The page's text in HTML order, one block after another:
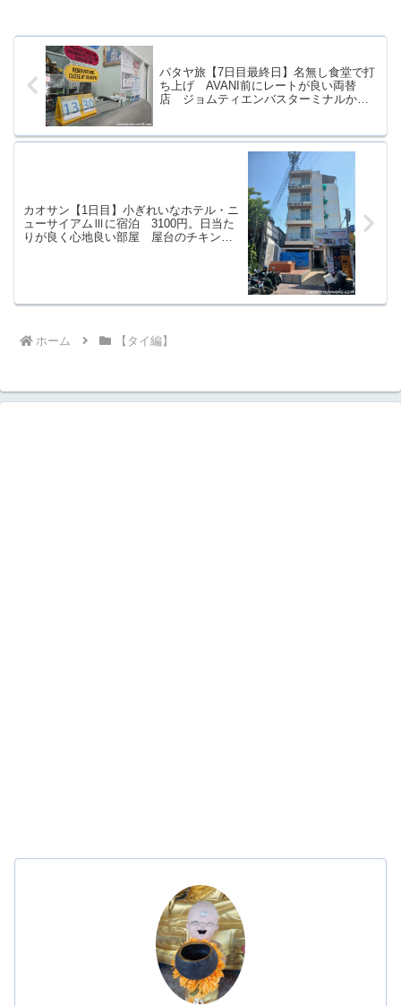
パタヤ旅【7日目最終日】名無し食堂で打
ち上げ AVANI前にレートが良い両替
店 ジョムティエンバスターミナルから
カオサン【1日目】小ぎれいなホテル・ニ
ューサイアムⅢに宿泊 3100円。日当た
りが良く心地良い部屋 屋台のチキンカ
ホーム 【タイ編】